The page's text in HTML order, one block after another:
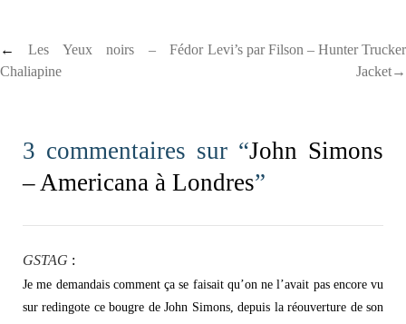
Post navigation
←
Les Yeux noirs – Fédor
Chaliapine
Levi’s par Filson – Hunter Trucker
Jacket→
3 commentaires sur “John Simons
– Americana à Londres”
GSTAG :
Je me demandais comment ça se faisait qu’on ne l’avait pas encore vu
sur redingote ce bougre de John Simons, depuis la réouverture de son